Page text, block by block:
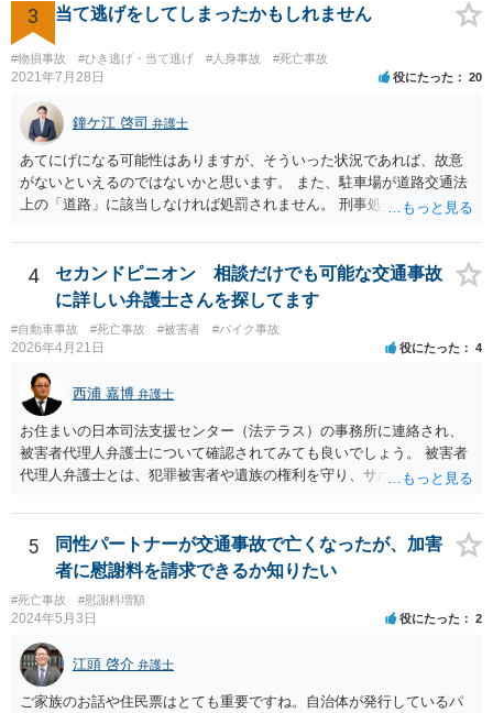
せん。 ご質問者様が「長期化しても戦いたい」という強い意志をお持
ちで、かつ、賠償額の最大化（遅延損害金等の獲得）を目指すのであ
れば、示談交渉では妥結せず、提訴（訴訟）を前提に進めるのが最適
解です。 どのような方向性を目指すのかメリットデメリットを検討す
るためにも、相談時には弁護士にその意向を伝え、疑問を解消した方
が良いです。 その上で委任契約を結んだ方が良いです。 なお、弁護士
費用特約に加入されている場合には、相談料10万円、報酬300万円まで
は賄われることが多いので、保険の加入状況もご確認した方が良いで
す。 併せて、交通事故の刑事事件についても被害者参加制度といって
加害者の処分を決める裁判において意見を述べる機会もあります。 ご
がしております。 ネットでさがすとあまりの多さに戸惑っておりま
す。 どの方にお願いしても同じなのでしょうか。 話してみた感じや説
明など、いろいろ考慮して判断することになります。 書類が届いたば
かりで不安でしょうから、どこかしら相談に行ってみると良いと思い
ます。 複数の弁護士に相談されて決められるケースもありますし、は
じめに相談したところで依頼しなければならないわけではありませ
ん。
3 当て逃げをしてしまったかもしれません
#物損事故 #ひき逃げ・当て逃げ #人身事故 #死亡事故
2021年7月28日 役にたった 20
鐘ケ江 啓司 弁護士
あてにげになる可能性はありますが、そういった状況であれば、故意
がないといえるのではないかと思います。 また、駐車場が道路交通法
上の「道路」に該当しなければ処罰されません。 刑事処分がなされる
るその他の場所）」にあたるかが重要です。 駐車場が「道路」にあた
るかは難しい問題で、私が経験した事例でも、コインパーキングで警
察官は「道路」と判断して道路交通法違反で立件したものの、検察官
は「道路」にあたらないとして不起訴処分にしたものがあります（検
察官に意見書を出しました）。コンビニやスーパーの駐車場では「道
路」とした裁判例もあります。 「一般交通の用に供するその他の場
所」とは、道路法に規定する道路及び道路運送法に規定する自動車道
以外で不特定の人や車が自由に通行することができる場所をいうとさ
れています。 この判断にあたっては、「道路の体裁の有無」、「客
観性・継続性・反復性の有無」、「公開性の有無」及び「道路性の有
無」を検討するのが一般的です（道路交通執務研究会編著『執務資料
道路交通法解説（１８訂版）』（東京法令出版、２０２０年１１月）
７頁）。つまり、総合判断が必要になります。
4
セカンドピニオン 相談だけでも可能な交通事故
に詳しい弁護士さんを探してます
#自動車事故 #死亡事故 #被害者 #バイク事故
2026年4月21日 役にたった 4
西浦 嘉博 弁護士
お住まいの日本司法支援センター（法テラス）の事務所に連絡され、
被害者代理人弁護士について確認されてみても良いでしょう。 被害者
代理人弁護士とは、犯罪被害者や遺族の権利を守り、サポートする専
との示談交渉、刑事裁判への参加（被害者参加制度）、損害賠償請求
などを代理で行い、被害者や遺族の心理的負担を軽減する役割を担い
ます。 なお、都道府県によっては弁護士会事務局を通して、弁護士会
の被害者支援委員会が窓口となることもあります。 ご依頼の弁護士さ
んと相談された上で、ご参考ください。
5
同性パートナーが交通事故で亡くなったが、加害
者に慰謝料を請求できるか知りたい
#死亡事故 #慰謝料増額
2024年5月3日 役にたった 2
江頭 啓介 弁護士
ご家族のお話や住民票はとても重要ですね。自治体が発行しているパ